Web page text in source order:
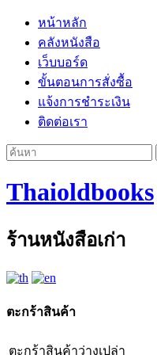
หน้าหลัก
คลังหนังสือ
เว็บบอร์ด
ขั้นตอนการสั่งซื้อ
แจ้งการชำระเงิน
ติดต่อเรา
Thaioldbooks
ร้านหนังสือเก่า
ตะกร้าสินค้า
ตะกร้าสินค้าว่างเปล่า